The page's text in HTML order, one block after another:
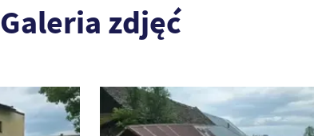
Galeria zdjęć